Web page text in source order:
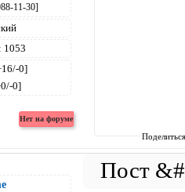
11-30]
1053
0]
0]